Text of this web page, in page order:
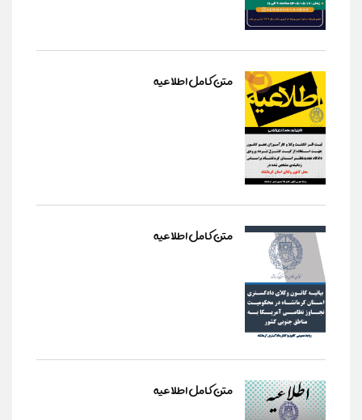
متن کامل اطلاعیه
متن کامل اطلاعیه
متن کامل اطلاعیه